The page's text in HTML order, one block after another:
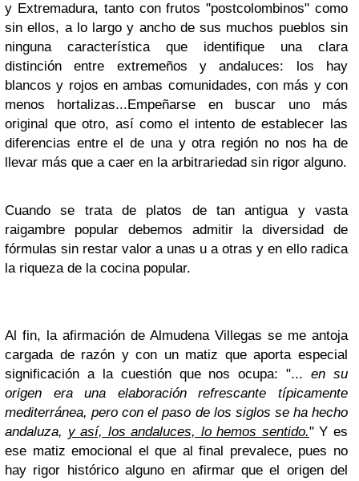
y Extremadura, tanto con frutos "postcolombinos" como
sin ellos, a lo largo y ancho de sus muchos pueblos sin
ninguna característica que identifique una clara
distinción entre extremeños y andaluces: los hay
blancos y rojos en ambas comunidades, con más y con
menos hortalizas...Empeñarse en buscar uno más
original que otro, así como el intento de establecer las
diferencias entre el de una y otra región no nos ha de
llevar más que a caer en la arbitrariedad sin rigor alguno.
Cuando se trata de platos de tan antigua y vasta
raigambre popular debemos admitir la diversidad de
fórmulas sin restar valor a unas u a otras y en ello radica
la riqueza de la cocina popular.
Al fin, la afirmación de Almudena Villegas se me antoja
cargada de razón y con un matiz que aporta especial
significación a la cuestión que nos ocupa: "...en su
origen era una elaboración refrescante típicamente
mediterránea, pero con el paso de los siglos se ha hecho
andaluza, y así, los andaluces, lo hemos sentido." Y es
ese matiz emocional el que al final prevalece, pues no
hay rigor histórico alguno en afirmar que el origen del